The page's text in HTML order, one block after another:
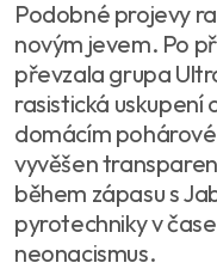
Podobné projevy
novým jevem. Po
převzala grupa
rasistická uskupení
domácím
vyvěšen
během zápasu s
pyrotechniky v
neonacismus.